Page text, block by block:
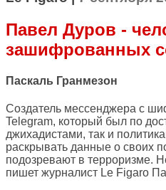
Павел Дуров -
зашифрованных
Паскаль Гранмезон
Создатель мессенджера с
Telegram, который был по
джихадистами, так и
раскрывать данные о своих
подозревают в терроризме.
пишет журналист Le Figaro